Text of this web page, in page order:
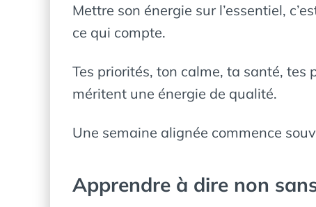
Mettre son énergie sur l’essentiel,
ce qui compte.
Tes priorités, ton calme, ta santé,
méritent une énergie de qualité.
Une semaine alignée commence
Apprendre à dire non